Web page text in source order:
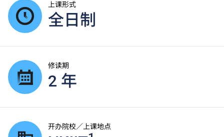
上课形式
全日制
修读期
2 年
开办院校／上课地点